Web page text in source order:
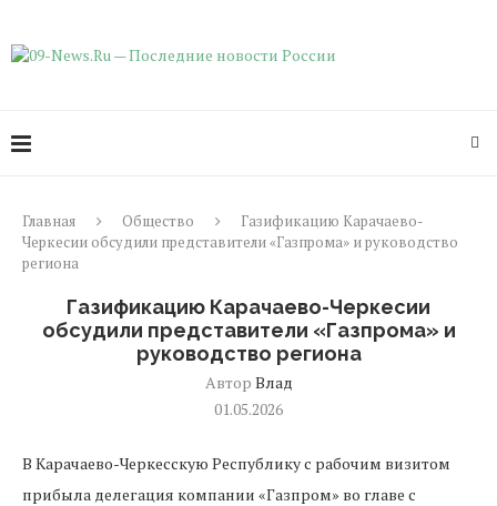
Главная Общество
Газификацию Карачаево-
Черкесии обсудили представители «Газпрома» и руководство
региона
Газификацию Карачаево-Черкесии
обсудили представители «Газпрома» и
руководство региона
Автор Влад
01.05.2026
В Карачаево-Черкесскую Республику с рабочим визитом
прибыла делегация компании «Газпром» во главе с